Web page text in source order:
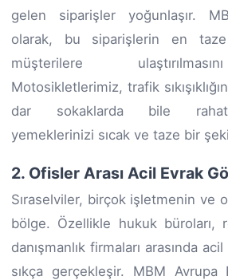
gelen siparişler yoğunlaşır.
olarak, bu siparişlerin en
müşterilere
Motosikletlerimiz, trafik
dar sokaklarda bile
yemeklerinizi sıcak ve taze bir
2. Ofisler Arası Acil Evrak
Sıraselviler, birçok işletmenin ve
bölge. Özellikle hukuk büroları,
danışmanlık firmaları arasında
sıkça gerçekleşir. MBM